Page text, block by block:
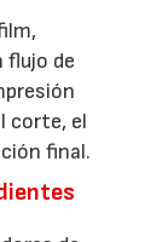
flujo de
corte, el
final.